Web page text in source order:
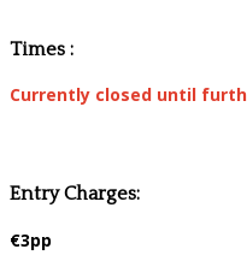
Times :
Currently closed until
Entry Charges:
€3pp